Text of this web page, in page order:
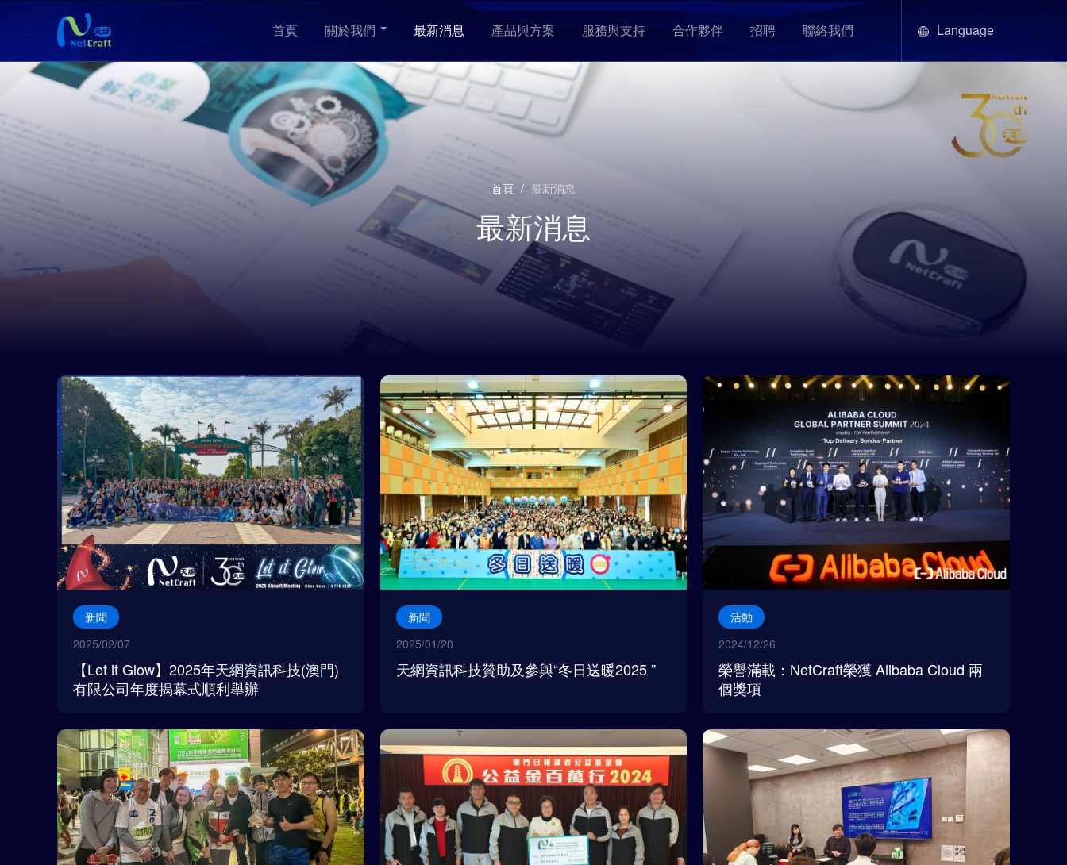
首頁 關於我們 最新消息 產品與方案 服務與支持 合作夥伴 招聘 聯絡我們 Language
首頁 / 最新消息
最新消息
新聞
2025/02/07
【Let it Glow】2025年天網資訊科技(澳門)
有限公司年度揭幕式順利舉辦
新聞
2025/01/20
天網資訊科技贊助及參與“冬日送暖2025 ”
活動
2024/12/26
榮譽滿載：NetCraft榮獲 Alibaba Cloud 兩
個獎項